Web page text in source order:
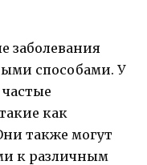
заболевания
способами. У
как
также могут
к различным